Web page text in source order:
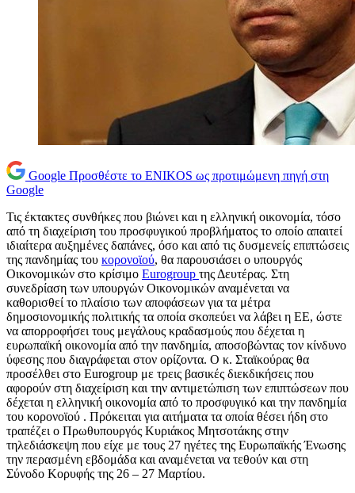
Google Προσθέστε το ENIKOS ως προτιμώμενη πηγή στη
Google
Τις έκτακτες συνθήκες που βιώνει και η ελληνική οικονομία, τόσο
από τη διαχείριση του προσφυγικού προβλήματος το οποίο απαιτεί
ιδιαίτερα αυξημένες δαπάνες, όσο και από τις δυσμενείς επιπτώσεις
της πανδημίας του κορονοϊού, θα παρουσιάσει ο υπουργός
Οικονομικών στο κρίσιμο Εurogroup της Δευτέρας. Στη
συνεδρίαση των υπουργών Οικονομικών αναμένεται να
καθορισθεί το πλαίσιο των αποφάσεων για τα μέτρα
δημοσιονομικής πολιτικής τα οποία σκοπεύει να λάβει η ΕΕ, ώστε
να απορροφήσει τους μεγάλους κραδασμούς που δέχεται η
ευρωπαϊκή οικονομία από την πανδημία, αποσοβώντας τον κίνδυνο
ύφεσης που διαγράφεται στον ορίζοντα. Ο κ. Σταϊκούρας θα
προσέλθει στο Eurogroup με τρεις βασικές διεκδικήσεις που
αφορούν στη διαχείριση και την αντιμετώπιση των επιπτώσεων που
δέχεται η ελληνική οικονομία από το προσφυγικό και την πανδημία
του κορονοϊού . Πρόκειται για αιτήματα τα οποία θέσει ήδη στο
τραπέζει ο Πρωθυπουργός Κυριάκος Μητσοτάκης στην
τηλεδιάσκεψη που είχε με τους 27 ηγέτες της Ευρωπαϊκής Ένωσης
την περασμένη εβδομάδα και αναμένεται να τεθούν και στη
Σύνοδο Κορυφής της 26 – 27 Μαρτίου.